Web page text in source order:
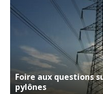
Foire aux questions
pylônes